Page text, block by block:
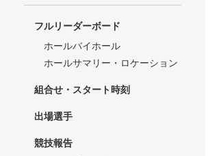
フルリーダーボード
ホールバイホール
ホールサマリー・ロケーション
組合せ・スタート時刻
出場選手
競技報告